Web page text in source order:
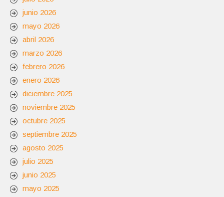
junio 2026
mayo 2026
abril 2026
marzo 2026
febrero 2026
enero 2026
diciembre 2025
noviembre 2025
octubre 2025
septiembre 2025
agosto 2025
julio 2025
junio 2025
mayo 2025